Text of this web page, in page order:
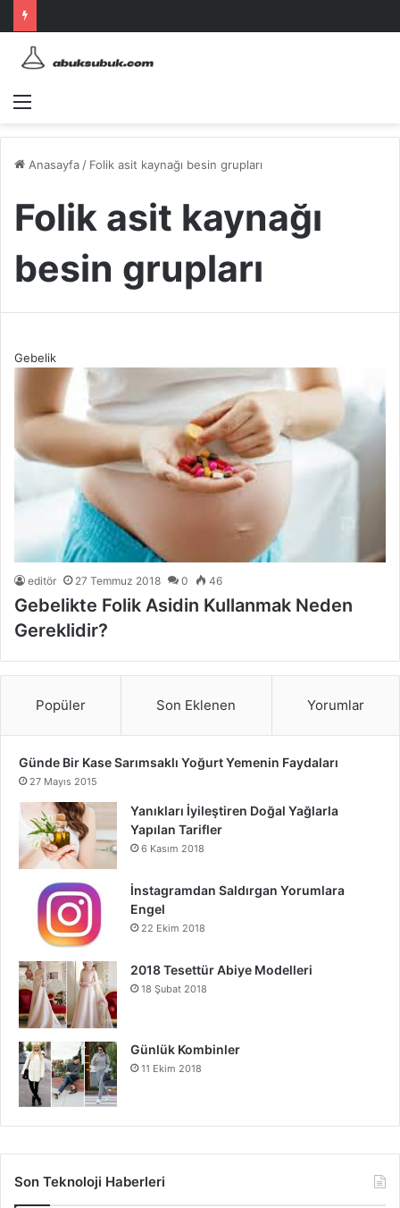
Menü
Anasayfa / Folik asit kaynağı besin grupları
Folik asit kaynağı
besin grupları
Gebelik
editör 27 Temmuz 2018 0 46
Gebelikte Folik Asidin Kullanmak Neden
Gereklidir?
Popüler Son Eklenen Yorumlar
Günde Bir Kase Sarımsaklı Yoğurt Yemenin Faydaları
27 Mayıs 2015
Yanıkları İyileştiren Doğal Yağlarla
Yapılan Tarifler
6 Kasım 2018
İnstagramdan Saldırgan Yorumlara
Engel
22 Ekim 2018
2018 Tesettür Abiye Modelleri
18 Şubat 2018
Günlük Kombinler
11 Ekim 2018
Son Teknoloji Haberleri